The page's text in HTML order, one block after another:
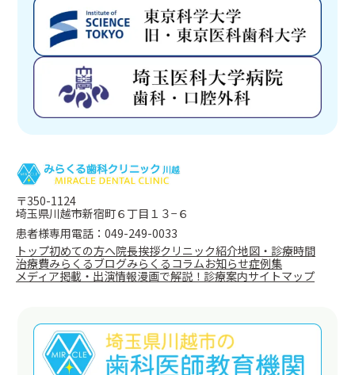
〒350-1124
埼玉県川越市新宿町６丁目１３−６
患者様専用電話：049-249-0033
トップ初めての方へ院長挨拶クリニック紹介地図・診療時間
治療費みらくるブログみらくるコラムお知らせ症例集
メディア掲載・出演情報漫画で解説！ 診療案内サイトマップ